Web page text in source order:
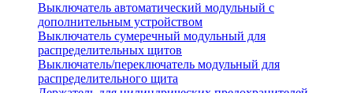
Выключатель автоматический модульный с
дополнительным устройством
Выключатель сумеречный модульный для
распределительных щитов
Выключатель/переключатель модульный для
распределительного щита